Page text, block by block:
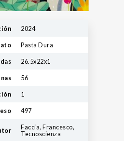
2024
Pasta Dura
26.5x22x1
56
1
497
Faccia, Francesco,
Tecnoscienza